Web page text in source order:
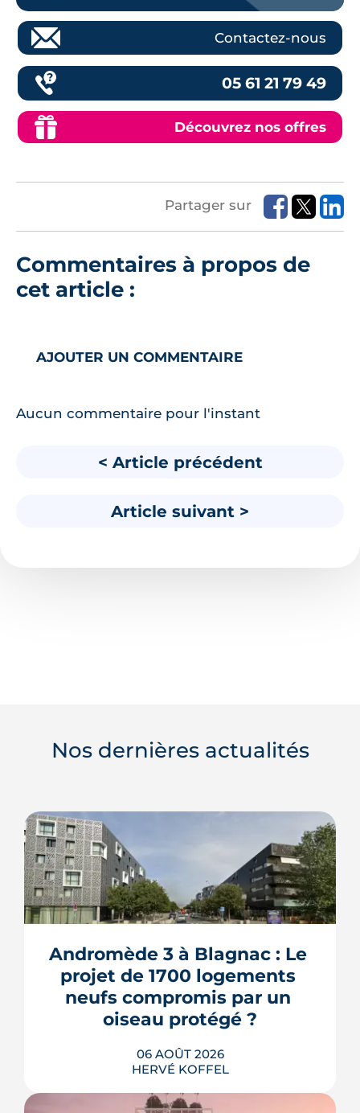
Contactez-nous
05 61 21 79 49
Découvrez nos offres
Partager sur
Commentaires à propos de
cet article :
AJOUTER UN COMMENTAIRE
Aucun commentaire pour l'instant
< Article précédent
Article suivant >
Nos dernières actualités
Andromède 3 à Blagnac : Le
projet de 1700 logements
neufs compromis par un
oiseau protégé ?
06 AOÛT 2026
HERVÉ KOFFEL